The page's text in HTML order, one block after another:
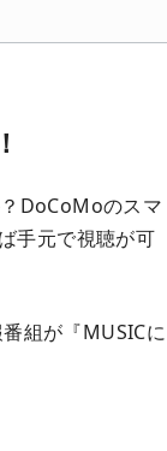
DoCoMoのスマ
手元で視聴が可
組が『MUSICに